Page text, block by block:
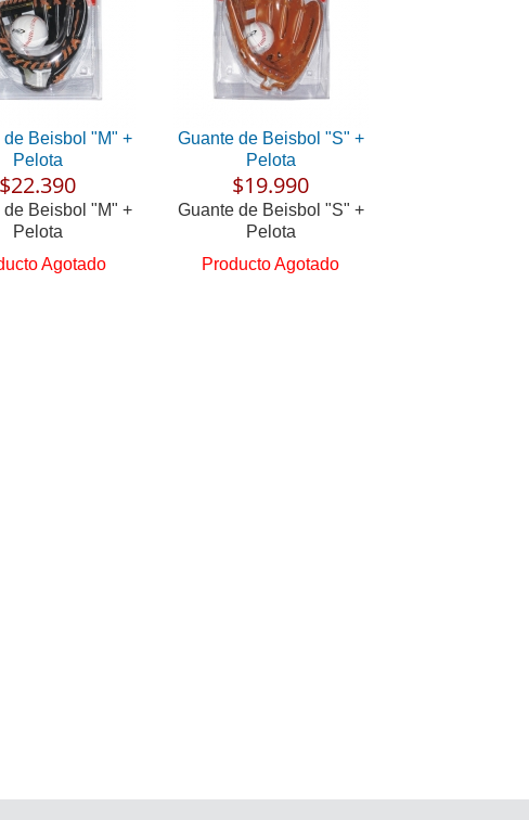
de Beisbol "M" +
Pelota
$22.390
de Beisbol "M" +
Pelota
Agotado
Guante de Beisbol "S" +
Pelota
$19.990
Guante de Beisbol "S" +
Pelota
Producto Agotado